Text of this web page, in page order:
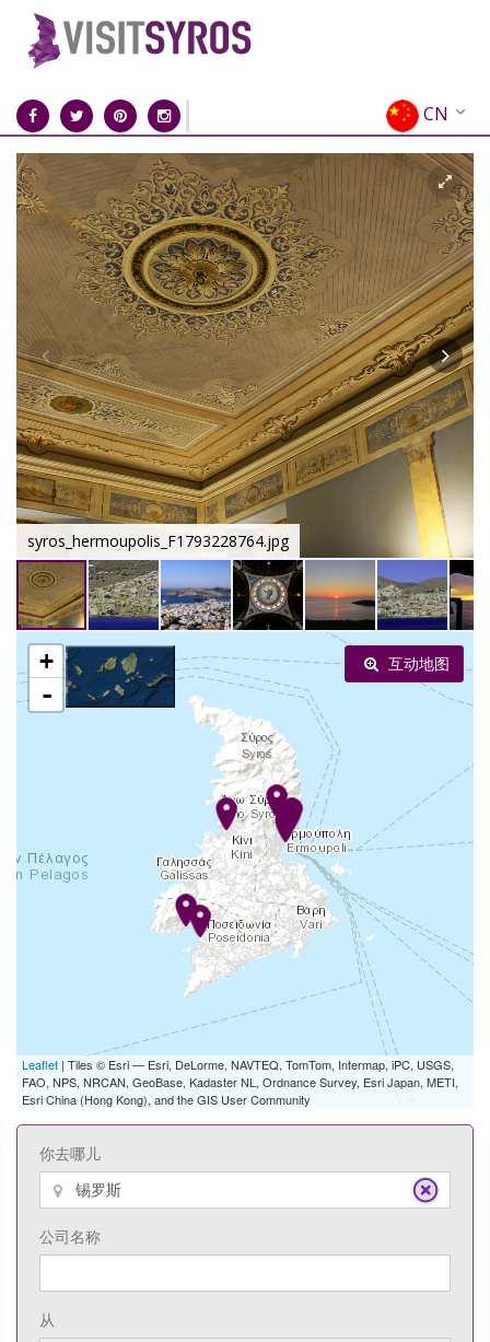
CN
EN
EL
FR
DE
IT
ES
RU
syros_hermoupolis_F1793228764.jpg
+
-
Leaflet | Tiles © Esri — Esri, DeLorme, NAVTEQ, TomTom, Intermap, iPC, USGS,
FAO, NPS, NRCAN, GeoBase, Kadaster NL, Ordnance Survey, Esri Japan, METI,
Esri China (Hong Kong), and the GIS User Community
互动地图
你去哪儿
公司名称
从